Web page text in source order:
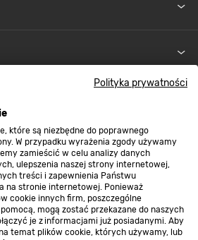
Polityka prywatności
które są niezbędne do poprawnego
W przypadku wyrażenia zgody używamy
zamieścić w celu analizy danych
ulepszenia naszej strony internetowej,
treści i zapewnienia Państwu
na stronie internetowej. Ponieważ
cookie innych firm, poszczególne
mogą zostać przekazane do naszych
je z informacjami już posiadanymi. Aby
temat plików cookie, których używamy, lub